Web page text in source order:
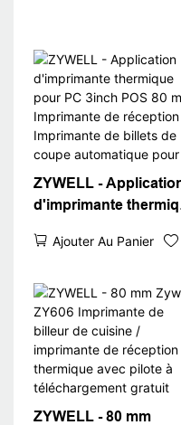
ZYWELL -
d'imprimante
mm Imprimante de
de billets de coupe
automatique pour
Ajouter Au Panier
ZYWELL - 80 mm